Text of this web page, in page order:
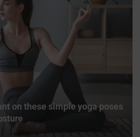
on these simple yoga poses